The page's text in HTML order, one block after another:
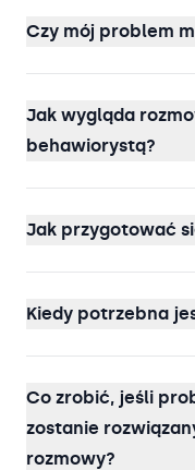
Czy mój problem
Jak wygląda
behawiorystą?
Jak przygotować
Kiedy potrzebna
Co zrobić, jeśli
zostanie
rozmowy?